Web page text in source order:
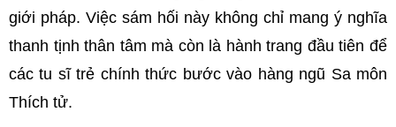
giới pháp. Việc sám hối này không chỉ mang ý nghĩa
thanh tịnh thân tâm mà còn là hành trang đầu tiên để
các tu sĩ trẻ chính thức bước vào hàng ngũ Sa môn
Thích tử.